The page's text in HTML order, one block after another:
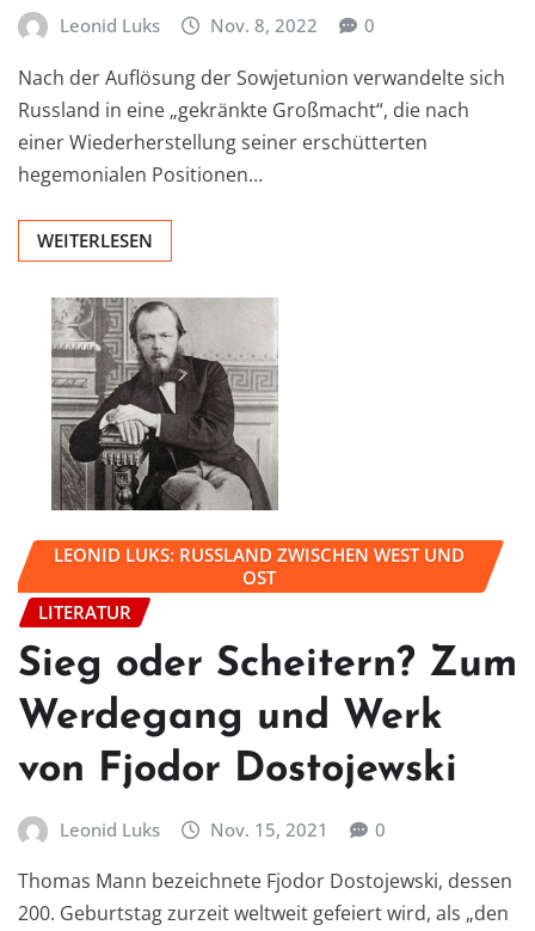
Leonid Luks Nov. 8, 2022 0
Nach der Auflösung der Sowjetunion verwandelte sich
Russland in eine „gekränkte Großmacht“, die nach
einer Wiederherstellung seiner erschütterten
hegemonialen Positionen…
WEITERLESEN
LEONID LUKS: RUSSLAND ZWISCHEN WEST UND
OST
LITERATUR
Sieg oder Scheitern? Zum
Werdegang und Werk
von Fjodor Dostojewski
Leonid Luks Nov. 15, 2021 0
Thomas Mann bezeichnete Fjodor Dostojewski, dessen
200. Geburtstag zurzeit weltweit gefeiert wird, als „den